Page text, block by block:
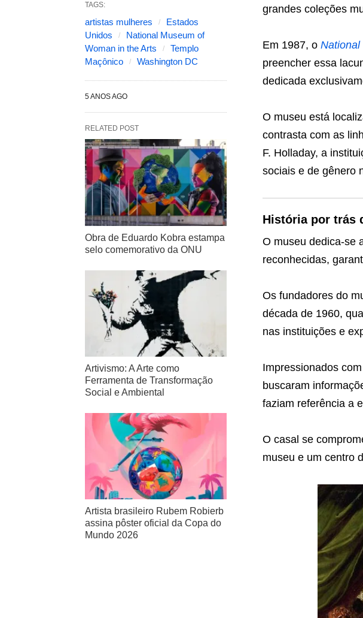
grandes coleções
Em 1987, o National
preencher essa
dedicada
O museu está
contrasta com as
F. Holladay, a
sociais e de gênero
História por trás
O museu dedica-se
reconhecidas,
Os fundadores do
década de 1960,
nas instituições e
Impressionados
buscaram
faziam referência a
O casal se
museu e um centro
TAGS:
artistas mulheres
Estados
Unidos
National Museum of
Woman in the Arts
Templo
Maçônico
Washington DC
5 ANOS AGO
RELATED POST
Obra de Eduardo Kobra estampa
selo comemorativo da ONU
Artivismo: A Arte como
Ferramenta de Transformação
Social e Ambiental
Artista brasileiro Rubem Robierb
assina pôster oficial da Copa do
Mundo 2026